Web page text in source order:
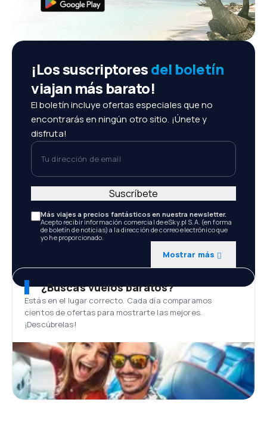
¡Los suscriptoresdel boletín
viajan más barato!
El boletín incluye ofertas especiales que no
encontrarás en ningún otro sitio. ¡Únete y
disfruta!
Tu dirección de email
Más viajes a precios fantásticos en nuestra newsletter.
Acepto recibir información comercial de eSky.pl S.A. (en forma
de boletín de noticias) a la dirección de correo electrónico que
yo he proporcionado.
Mostrar más
Suscríbete
¿Buscas vuelos baratos?
Estás en el lugar correcto. Cada día comparamos
cientos de ofertas para mostrarte las mejores.
¡Descúbrelas!